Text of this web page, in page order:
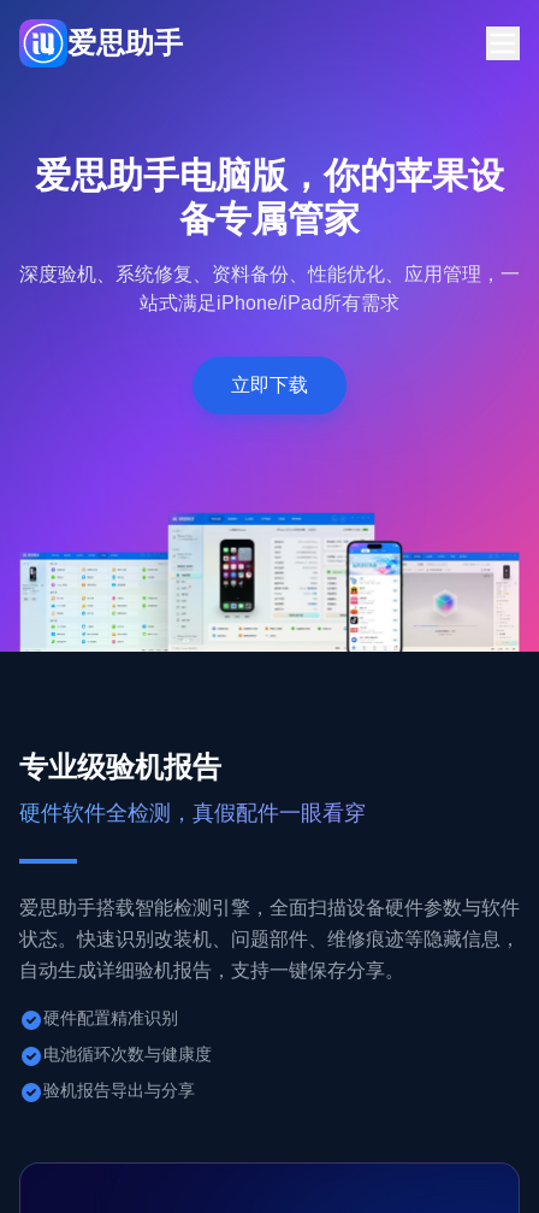
爱思助手
常见问题
立即下载
爱思助手电脑版，你的苹果设
备专属管家
深度验机、系统修复、资料备份、性能优化、应用管理，一
站式满足iPhone/iPad所有需求
立即下载
专业级验机报告
硬件软件全检测，真假配件一眼看穿
爱思助手搭载智能检测引擎，全面扫描设备硬件参数与软件
状态。快速识别改装机、问题部件、维修痕迹等隐藏信息，
自动生成详细验机报告，支持一键保存分享。
硬件配置精准识别
电池循环次数与健康度
验机报告导出与分享